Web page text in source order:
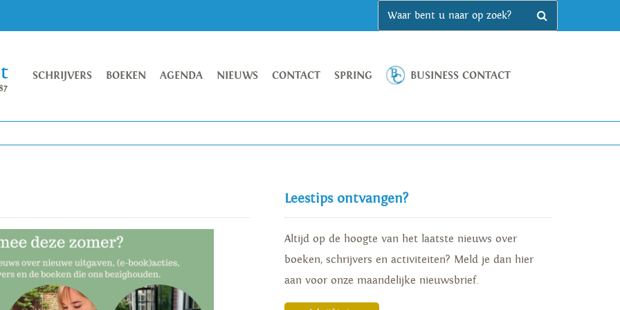
SCHRIJVERS BOEKEN AGENDA NIEUWS CONTACT SPRING BUSINESS CONTACT
Leestips ontvangen?
Altijd op de hoogte van het laatste nieuws over
boeken, schrijvers en activiteiten? Meld je dan hier
aan voor onze maandelijke nieuwsbrief.